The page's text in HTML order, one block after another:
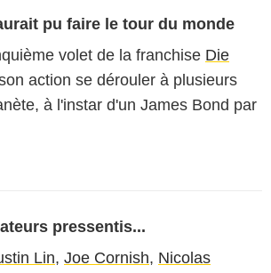
pu faire le tour du monde
volet de la franchise Die
action se dérouler à plusieurs
à l'instar d'un James Bond par
pressentis...
Lin, Joe Cornish, Nicolas